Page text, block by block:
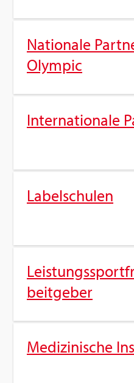
Na­tio­na­le
Olym­pic
In­ter­na­tio­na­le
La­bel­schu­len
beit­ge­ber
Me­di­zi­ni­sche